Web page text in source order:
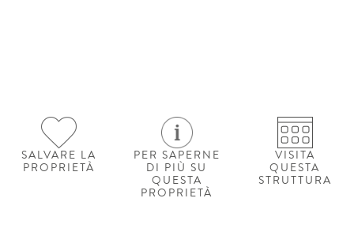
SALVARE LA
PROPRIETÀ
PER SAPERNE
DI PIÙ SU
QUESTA
PROPRIETÀ
VISITA
QUESTA
STRUTTURA